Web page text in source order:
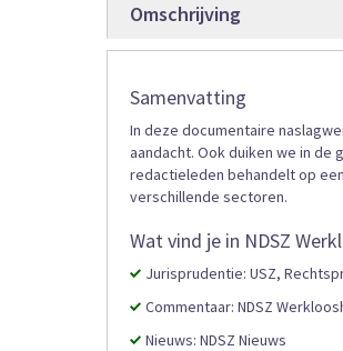
Omschrijving
Samenvatting
In deze documentaire
aandacht. Ook duiken we in
redactieleden behandelt op
verschillende sectoren.
Wat vind je in NDSZ
Jurisprudentie: USZ,
Commentaar: NDSZ
Nieuws: NDSZ Nieuws